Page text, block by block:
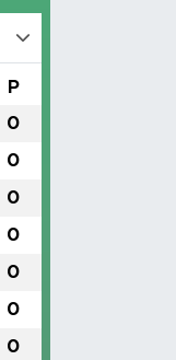
P
0
0
0
0
0
0
0